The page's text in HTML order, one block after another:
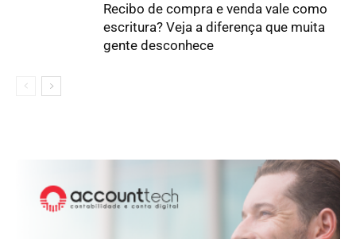
Recibo de compra e venda vale como
escritura? Veja a diferença que muita
gente desconhece